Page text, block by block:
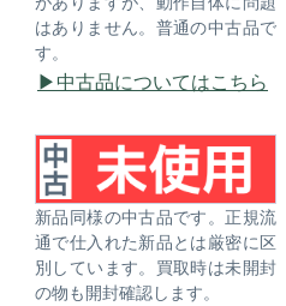
はありません。普通の中古品で
す。
中古品についてはこちら
新品同様の中古品です。正規流
通で仕入れた新品とは厳密に区
別しています。買取時は未開封
の物も開封確認します。